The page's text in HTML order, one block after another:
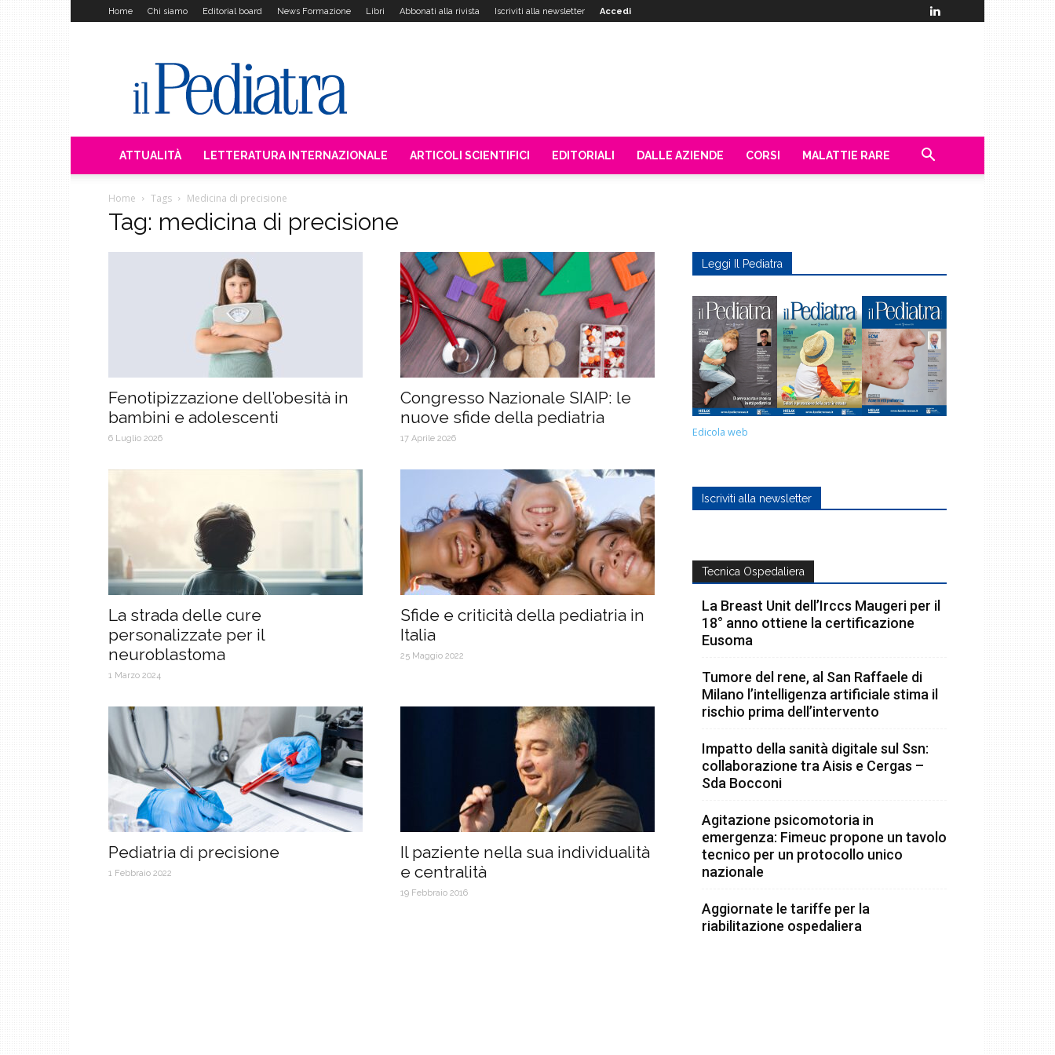
Home Chi siamo Editorial board News Formazione Libri Abbonati alla rivista Iscriviti alla newsletter Accedi
Pediatra
ATTUALITÀ LETTERATURA INTERNAZIONALE ARTICOLI SCIENTIFICI EDITORIALI DALLE AZIENDE CORSI MALATTIE RARE
Home Tags Medicina di precisione
Tag: medicina di precisione
Fenotipizzazione dell’obesità in
bambini e adolescenti
6 Luglio 2026
Congresso Nazionale SIAIP: le
nuove sfide della pediatria
17 Aprile 2026
La strada delle cure
personalizzate per il
neuroblastoma
1 Marzo 2024
Sfide e criticità della pediatria in
Italia
25 Maggio 2022
Pediatria di precisione
1 Febbraio 2022
Il paziente nella sua individualità
e centralità
19 Febbraio 2016
Leggi Il Pediatra
Edicola web
Iscriviti alla newsletter
Tecnica Ospedaliera
La Breast Unit dell’Irccs Maugeri per il
18° anno ottiene la certificazione
Eusoma
Tumore del rene, al San Raffaele di
Milano l’intelligenza artificiale stima il
rischio prima dell’intervento
Impatto della sanità digitale sul Ssn:
collaborazione tra Aisis e Cergas –
Sda Bocconi
Agitazione psicomotoria in
emergenza: Fimeuc propone un tavolo
tecnico per un protocollo unico
nazionale
Aggiornate le tariffe per la
riabilitazione ospedaliera